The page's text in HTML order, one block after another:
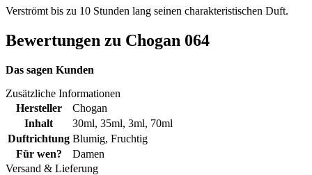
Verströmt bis zu 10 Stunden lang seinen charakteristischen Duft.
Bewertungen zu Chogan 064
Das sagen Kunden
Zusätzliche Informationen
Hersteller
Chogan
Inhalt
30ml, 35ml, 3ml, 70ml
Duftrichtung Blumig, Fruchtig
Für wen?
Damen
Versand & Lieferung